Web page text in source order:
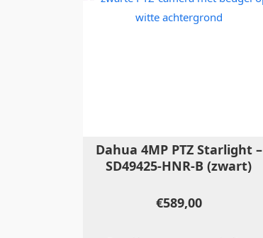
Dahua 4MP PTZ Starlight –
SD49425-HNR-B (zwart)
€589,00